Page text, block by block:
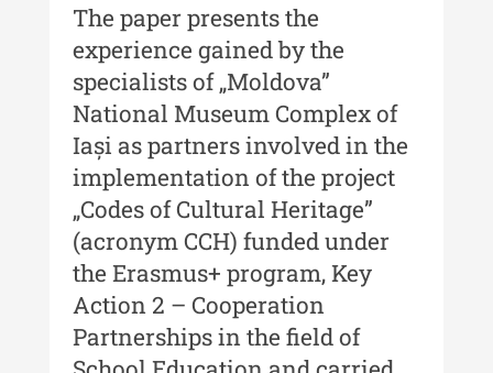
Buletinul ”Ioan Neculce” al
Muzeului de Istorie a Moldovei -
XXIV / 2018
Buletinul ”Ioan Neculce” al
Muzeului de Istorie a Moldovei -
XXIII / 2017
Buletinul ”Ioan Neculce” al
Muzeului de Istorie a Moldovei -
XXII / 2016
Indexul Complet
The paper presents the
experience gained by the
specialists of „Moldova”
National Museum Complex of
Iași as partners involved in the
implementation of the project
„Codes of Cultural Heritage”
(acronym CCH) funded under
the Erasmus+ program, Key
Action 2 – Cooperation
Partnerships in the field of